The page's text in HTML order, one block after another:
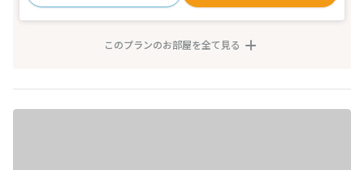
このプランのお部屋を全て見る